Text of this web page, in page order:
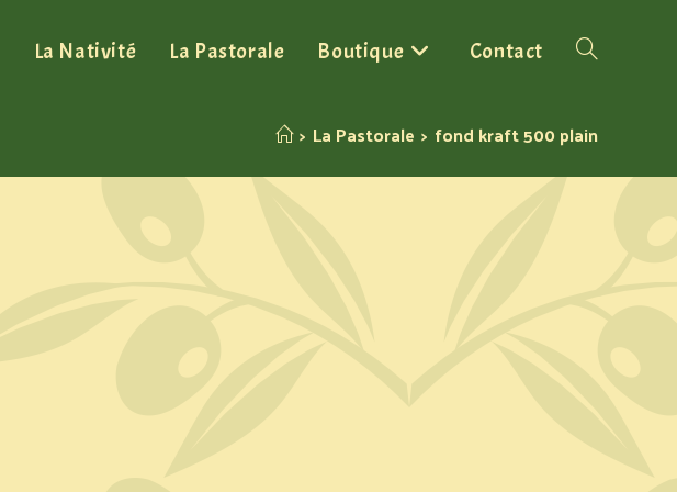
La Nativité La Pastorale Boutique Contact
> La Pastorale > fond kraft 500 plain